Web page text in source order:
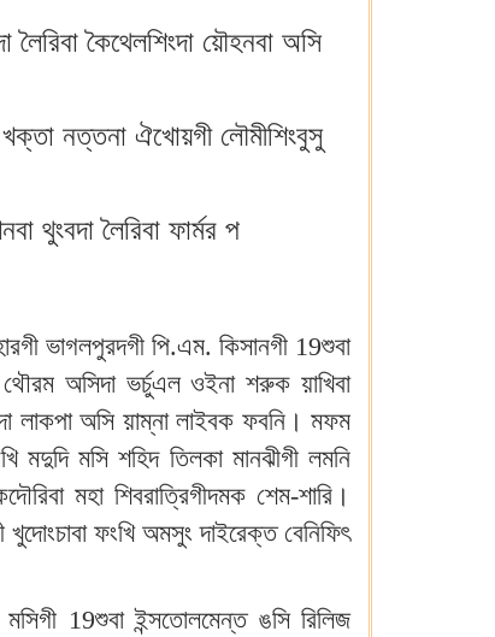
কৈথেলশিংদা য়ৌহনবা অসি
নত্তনা ঐখোয়গী লৌমীশিংবুসু
থুংবদা লৈরিবা ফার্মর প
ভাগলপুরদগী পি.এম. কিসানগী 19শুবা
অসিদা ভর্চুএল ওইনা শরুক য়াখিবা
লাকপা অসি য়াম্না লাইবক ফবনি। মফম
মদুদি মসি শহিদ তিলকা মানঝীগী লমনি
মহা শিবরাত্রিগীদমক শেম-শারি।
ফংখি অমসুং দাইরেক্ত বেনিফিৎ
মসিগী 19শুবা ইন্সতোলমেন্ত ঙসি রিলিজ